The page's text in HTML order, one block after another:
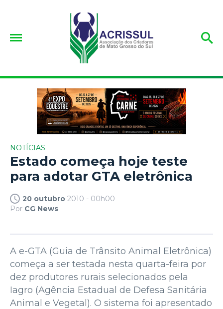
NOTÍCIAS
Estado começa hoje teste
para adotar GTA eletrônica
20 outubro 2010 - 00h00
Por CG News
A e-GTA (Guia de Trânsito Animal Eletrônica)
começa a ser testada nesta quarta-feira por
dez produtores rurais selecionados pela
Iagro (Agência Estadual de Defesa Sanitária
Animal e Vegetal). O sistema foi apresentado